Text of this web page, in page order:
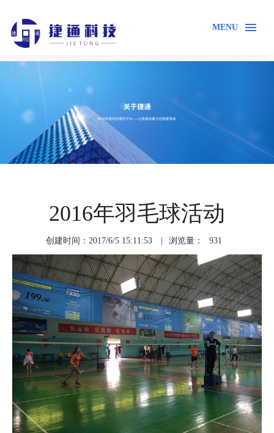
MENU
2016年羽毛球活动
创建时间：2017/6/5 15:11:53 浏览量： 931